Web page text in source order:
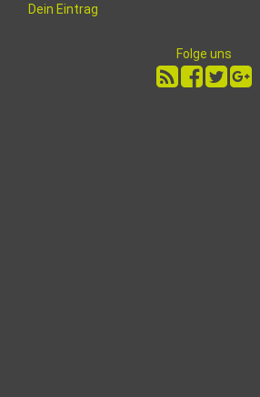
Dein Eintrag
Folge uns